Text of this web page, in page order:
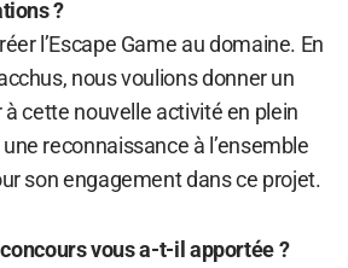
?
l’Escape Game au domaine. En
nous voulions donner un
cette nouvelle activité en plein
reconnaissance à l’ensemble
son engagement dans ce projet.
vous a-t-il apportée ?